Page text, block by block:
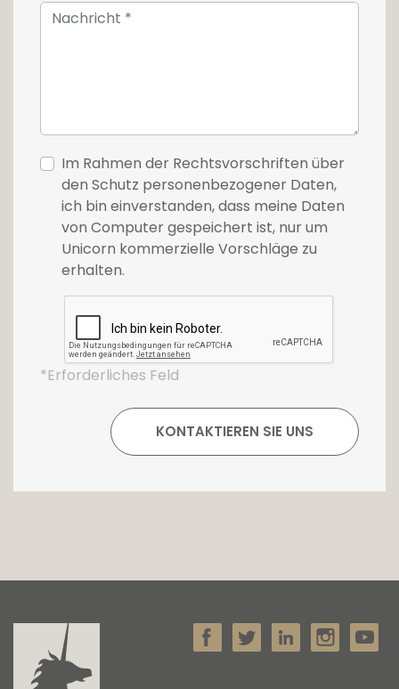
Im Rahmen der Rechtsvorschriften über
den Schutz personenbezogener Daten,
ich bin einverstanden, dass meine Daten
von Computer gespeichert ist, nur um
Unicorn kommerzielle Vorschläge zu
erhalten.
*Erforderliches Feld